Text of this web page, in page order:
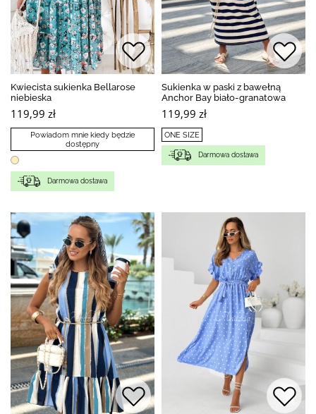
Kwiecista sukienka Bellarose
niebieska
119,99 zł
Powiadom mnie kiedy będzie
dostępny
Darmowa dostawa
Sukienka w paski z bawełną
Anchor Bay biało-granatowa
119,99 zł
ONE SIZE
Darmowa dostawa